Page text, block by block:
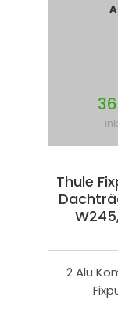
Thule
2 Alu